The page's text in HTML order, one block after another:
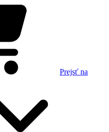
Prejsť na